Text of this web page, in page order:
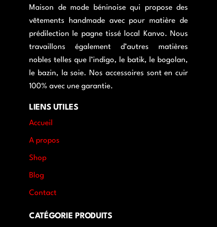
Maison de mode béninoise qui propose des
vêtements handmade avec pour matière de
prédilection le pagne tissé local Kanvo. Nous
travaillons également d’autres matières
nobles telles que l’indigo, le batik, le bogolan,
le bazin, la soie. Nos accessoires sont en cuir
100% avec une garantie.
LIENS UTILES
Accueil
A propos
Shop
Blog
Contact
CATÉGORIE PRODUITS